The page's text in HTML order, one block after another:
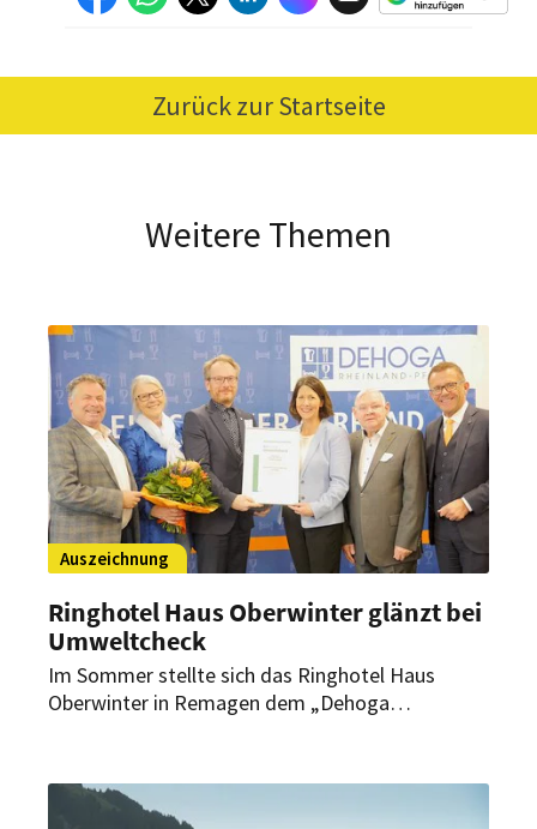
Zurück zur Startseite
Weitere Themen
Auszeichnung
Ringhotel Haus Oberwinter glänzt bei
Umweltcheck
Im Sommer stellte sich das Ringhotel Haus
Oberwinter in Remagen dem „Dehoga
Wirtschaftsministerin von Rheinland-Pfalz das
entsprechende Zertifikat.